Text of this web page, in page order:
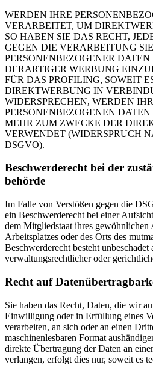
WERDEN IHRE
VERARBEITET, UM
SO HABEN SIE DAS RECHT,
GEGEN DIE VERARBEITUNG
PERSONENBEZOGENER
DERARTIGER WERBUNG
FÜR DAS PROFILING, SOWEIT
DIREKTWERBUNG IN
WIDERSPRECHEN, WERDEN
PERSONENBEZOGENEN
MEHR ZUM ZWECKE DER
VERWENDET (WIDERSPRUCH
DSGVO).
Beschwerde­recht bei der
behörde
Im Falle von Verstößen gegen die
ein Beschwerderecht bei einer
dem Mitgliedstaat ihres gewöhnlichen
Arbeitsplatzes oder des Orts des
Beschwerderecht besteht unbeschadet
verwaltungsrechtlicher oder
Recht auf
Sie haben das Recht, Daten, die wir
Einwilligung oder in Erfüllung eines
verarbeiten, an sich oder an einen
maschinenlesbaren Format
direkte Übertragung der Daten an
verlangen, erfolgt dies nur, soweit es